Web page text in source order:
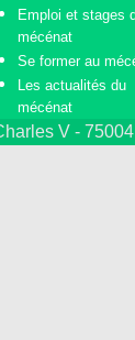
Emploi et stages
mécénat
Se former au
Les actualités du
mécénat
V -